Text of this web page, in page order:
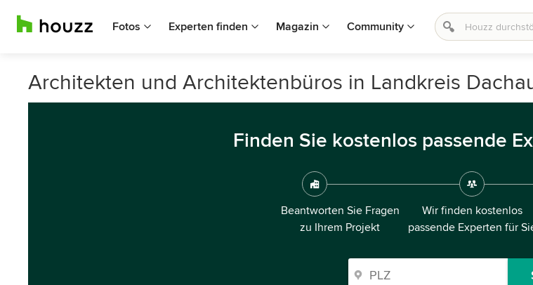
Fotos Experten finden Magazin Community
Architekten und Architektenbüros in Landkreis
Finden Sie kostenlos passende
Beantworten Sie Fragen
zu Ihrem Projekt
Wir finden kostenlos
passende Experten für